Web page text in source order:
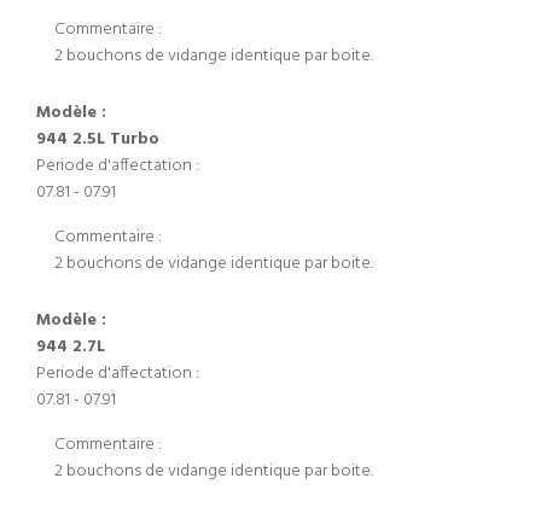
Commentaire :
2 bouchons de vidange identique par boite.
Modèle :
944 2.5L Turbo
Periode d'affectation :
07.81 - 07.91
Commentaire :
2 bouchons de vidange identique par boite.
Modèle :
944 2.7L
Periode d'affectation :
07.81 - 07.91
Commentaire :
2 bouchons de vidange identique par boite.